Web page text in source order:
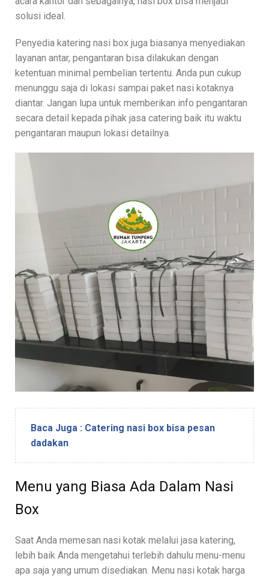
solusi ideal.
Penyedia katering nasi box juga biasanya menyediakan
layanan antar, pengantaran bisa dilakukan dengan
ketentuan minimal pembelian tertentu. Anda pun cukup
menunggu saja di lokasi sampai paket nasi kotaknya
diantar. Jangan lupa untuk memberikan info pengantaran
secara detail kepada pihak jasa catering baik itu waktu
pengantaran maupun lokasi detailnya.
Baca Juga : Catering nasi box bisa pesan
dadakan
Menu yang Biasa Ada Dalam Nasi
Box
Saat Anda memesan nasi kotak melalui jasa katering,
lebih baik Anda mengetahui terlebih dahulu menu-menu
apa saja yang umum disediakan. Menu nasi kotak harga